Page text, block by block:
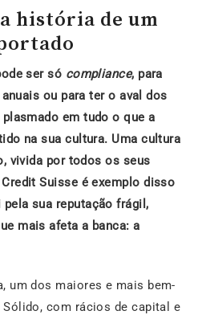
história de um
ser só compliance, para
ou para ter o aval dos
em tudo o que a
na sua cultura. Uma cultura
vivida por todos os seus
Suisse é exemplo disso
sua reputação frágil,
mais afeta a banca: a
um dos maiores e mais bem-
com rácios de capital e